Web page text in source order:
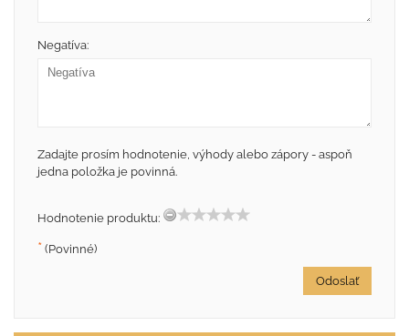
Negatíva:
Zadajte prosím hodnotenie, výhody alebo zápory - aspoň
jedna položka je povinná.
Hodnotenie produktu:
* (Povinné)
Odoslať